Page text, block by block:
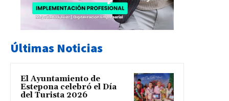
Últimas Noticias
El Ayuntamiento de
Estepona celebró el Día
del Turista 2026